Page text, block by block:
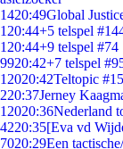
1420:49Global
1 20:44+5 telspel
1 20:44+9 telspel #74
9920:42+7 telspel
12020:42Teltopic
220:37Jerney
12020:36Nederland
4220:35[Eva vd
7020:29Een